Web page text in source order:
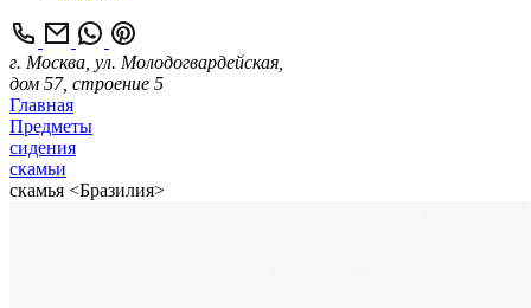
г. Москва, ул. Молодогвардейская,
дом 57, строение 5
Главная
Предметы
сидения
скамьи
скамья <Бразилия>